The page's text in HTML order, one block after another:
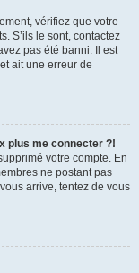
vérifiez que votre
S’ils le sont, contactez
pas été banni. Il est
ait une erreur de
plus me connecter ?!
votre compte. En
ne postant pas
arrive, tentez de vous